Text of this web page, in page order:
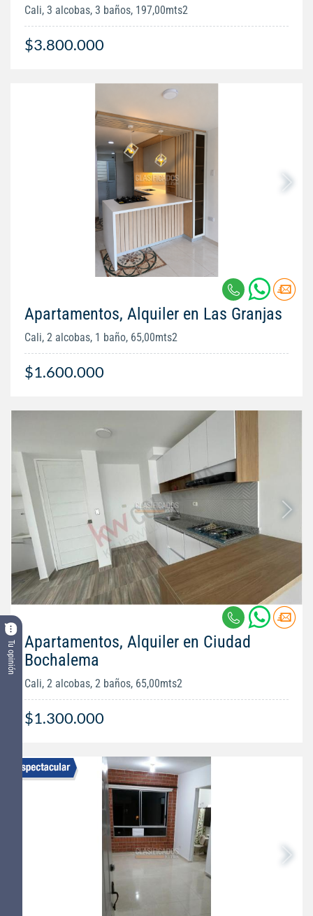
Tu opinión
Cali, 3 alcobas, 3 baños, 197,00mts2
$3.800.000
Apartamentos, Alquiler en Las Granjas
Cali, 2 alcobas, 1 baño, 65,00mts2
$1.600.000
Apartamentos, Alquiler en Ciudad
Bochalema
Cali, 2 alcobas, 2 baños, 65,00mts2
$1.300.000